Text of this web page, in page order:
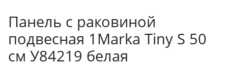
Панель с раковиной
подвесная 1Marka Tiny S 50
см У84219 белая